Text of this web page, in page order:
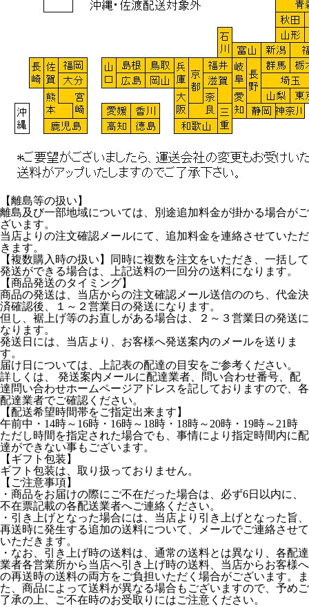
【離島等の扱い】
離島及び一部地域については、別途追加料金が掛かる場合がご
ざいます。
当店よりの注文確認メールにて、追加料金を連絡させていただ
きます。
【複数購入時の扱い】同時に複数を注文をいただき、一括して
発送ができる場合は、上記送料の一回分の送料になります。
【商品発送のタイミング】
商品の発送は、当店からの注文確認メール送信ののち、代金決
済確認後、１～２営業日の発送になります。
但し、裾上げ等のお直しがある場合は、２～３営業日の発送に
なります。
発送日には、当店より、お客様へ発送案内のメールを送りま
す。
届け日については、上記表の配達の目安をご参考ください。
詳しくは、 発送案内メールに配達業者、問い合わせ番号、配
達問い合わせホームページアドレスを記しておりますので、各
配達業者でご確認ください。
【配送希望時間帯をご指定出来ます】
午前中・14時～16時・16時～18時・18時～20時・19時～21時
ただし時間を指定された場合でも、事情により指定時間内に配
達ができない事もございます。
【ギフト包装】
ギフト包装は、取り扱っておりません。
【ご注意事項】
・商品をお届けの際にご不在だった場合は、必ず6日以内に、
不在票記載の各配送業者へご連絡ください。
・引き上げとなった場合には、当店より引き上げとなった旨、
再送時に発生する追加の送料について、メールでご連絡させて
いただきます。
・なお、引き上げ時の送料は、通常の送料とは異なり、各配達
業者各営業所から当店へ引き上げ時の送料、当店からお客様へ
の再送時の送料の両方をご負担いただく場合がございます。ま
た、商品によって送料が異なる場合もございますので、予めご
了承の上、ご不在時のお受取りにはご注意ください。